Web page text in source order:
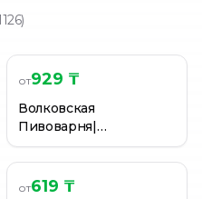
)
от929 ₸
Волковская
Пивоварня|
Шоколадный Стаут
0.45л ст.бут
от619 ₸
4,0% 0,5Л СТ/Б